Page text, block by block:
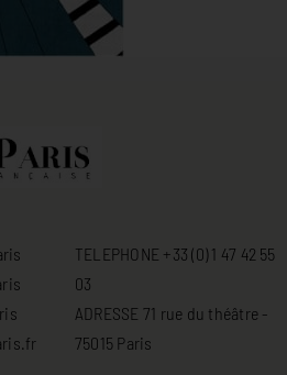
TELEPHONE +33 (0) 1 47 42 55
03
ADRESSE 71 rue du théâtre -
75015 Paris